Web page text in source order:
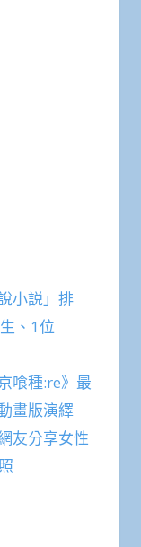
小説」排
、1位
喰種:re》最
畫版演繹
友分享女性